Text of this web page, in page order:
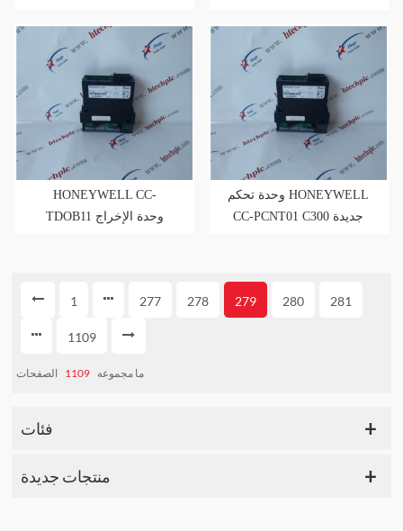
HONEYWELL CC-
TDOB11 وحدة الإخراج
وحدة تحكم HONEYWELL
CC-PCNT01 C300 جديدة
1 277 278 279 280 281
1109
ما مجموعه 1109 الصفحات
فئات
منتجات جديدة